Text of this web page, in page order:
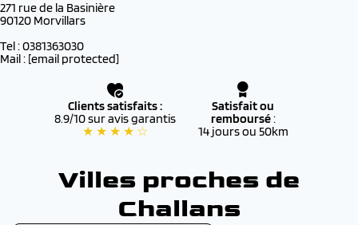
271 rue de la Basinière
90120 Morvillars
Tel : 0381363030
Mail : [email protected]
Clients satisfaits :
8.9/10 sur avis garantis
★ ★ ★ ★ ☆
Satisfait ou
remboursé:
14 jours ou 50km
Villes proches de
Challans